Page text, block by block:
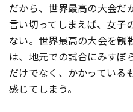
だから、世界最高の大会だ
言い切ってしまえば、女子
ない。世界最高の大会を観
は、地元での試合にみすぼ
だけでなく、かかっている
感じてしまう。